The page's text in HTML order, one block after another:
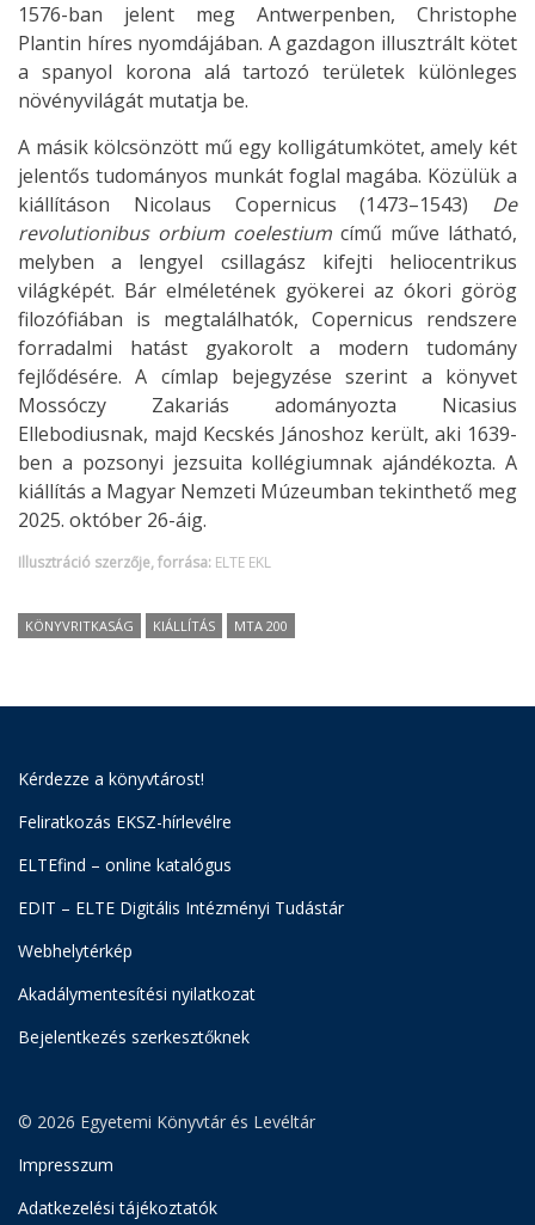
1576-ban jelent meg Antwerpenben, Christophe
Plantin híres nyomdájában. A gazdagon illusztrált kötet
a spanyol korona alá tartozó területek különleges
növényvilágát mutatja be.
A másik kölcsönzött mű egy kolligátumkötet, amely két
jelentős tudományos munkát foglal magába. Közülük a
kiállításon Nicolaus Copernicus (1473–1543) De
revolutionibus orbium coelestium című műve látható,
melyben a lengyel csillagász kifejti heliocentrikus
világképét. Bár elméletének gyökerei az ókori görög
filozófiában is megtalálhatók, Copernicus rendszere
forradalmi hatást gyakorolt a modern tudomány
fejlődésére. A címlap bejegyzése szerint a könyvet
Mossóczy Zakariás adományozta Nicasius
Ellebodiusnak, majd Kecskés Jánoshoz került, aki 1639-
ben a pozsonyi jezsuita kollégiumnak ajándékozta. A
kiállítás a Magyar Nemzeti Múzeumban tekinthető meg
2025. október 26-áig.
Illusztráció szerzője, forrása: ELTE EKL
KÖNYVRITKASÁG KIÁLLÍTÁS MTA 200
Kérdezze a könyvtárost!
Feliratkozás EKSZ-hírlevélre
ELTEfind – online katalógus
EDIT – ELTE Digitális Intézményi Tudástár
Webhelytérkép
Akadálymentesítési nyilatkozat
Bejelentkezés szerkesztőknek
© 2026 Egyetemi Könyvtár és Levéltár
Impresszum
Adatkezelési tájékoztatók